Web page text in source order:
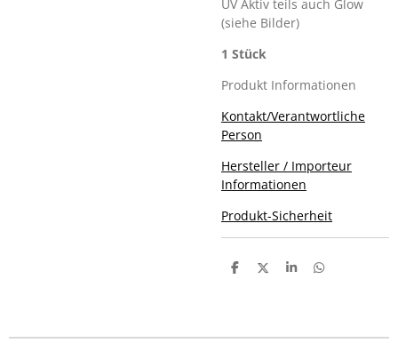
UV Aktiv teils auch Glow
(siehe Bilder)
1 Stück
Produkt Informationen
Kontakt/Verantwortliche
Person
Hersteller / Importeur
Informationen
Produkt-Sicherheit
T
n
T
n
T
n
T
n